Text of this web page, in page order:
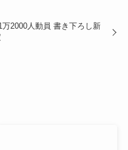
2000人動員 書き下ろし新